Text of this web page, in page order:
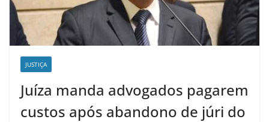
JUSTIÇA
Juíza manda advogados pagarem
custos após abandono de júri do